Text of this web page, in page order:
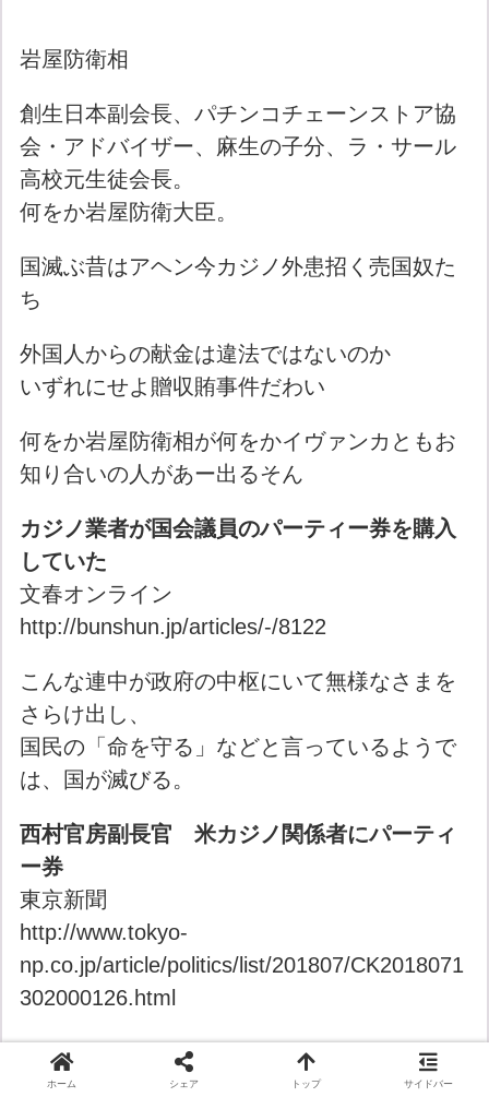
岩屋防衛相
創生日本副会長、パチンコチェーンストア協
会・アドバイザー、麻生の子分、ラ・サール
高校元生徒会長。
何をか岩屋防衛大臣。
国滅ぶ昔はアヘン今カジノ外患招く売国奴た
ち
外国人からの献金は違法ではないのか
いずれにせよ贈収賄事件だわい
何をか岩屋防衛相が何をかイヴァンカともお
知り合いの人があー出るそん
カジノ業者が国会議員のパーティー券を購入
していた
文春オンライン
http://bunshun.jp/articles/-/8122
こんな連中が政府の中枢にいて無様なさまを
さらけ出し、
国民の「命を守る」などと言っているようで
は、国が滅びる。
西村官房副長官 米カジノ関係者にパーティ
ー券
東京新聞
http://www.tokyo-
np.co.jp/article/politics/list/201807/CK2018071
302000126.html
すごすぎる。。
政務官不祥事「悪質と思わず」＝萩生田氏
ホーム シェア トップ サイドバー